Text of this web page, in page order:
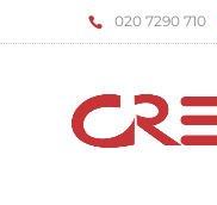
‌020 7290 710